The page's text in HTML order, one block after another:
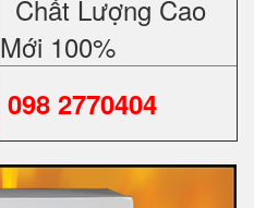
Chất Lượng Cao
Mới 100%
098 2770404